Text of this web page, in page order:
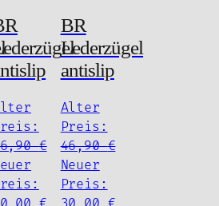
€
Aktueller
BR
Lederzügel
antislip
Alter
Preis:
46,90€
Ursprünglicher
Preis
war:
Neuer
Preis:
Aktueller